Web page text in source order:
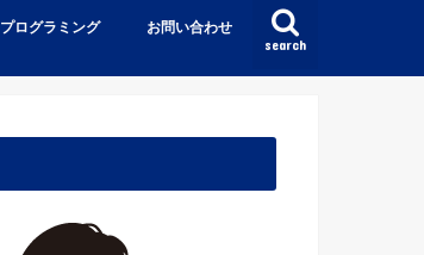
search
プログラミング お問い合わせ